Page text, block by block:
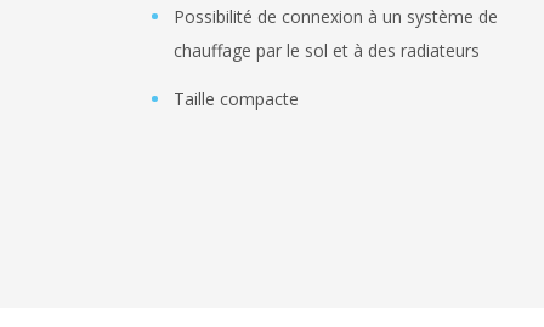
Possibilité de connexion à un système de
chauffage par le sol et à des radiateurs
Taille compacte